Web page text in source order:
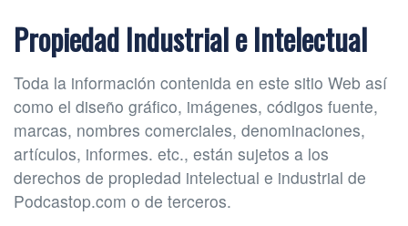
Propiedad Industrial e Intelectual
Toda la información contenida en este sitio Web así
como el diseño gráfico, imágenes, códigos fuente,
marcas, nombres comerciales, denominaciones,
artículos, informes. etc., están sujetos a los
derechos de propiedad intelectual e industrial de
Podcastop.com o de terceros.